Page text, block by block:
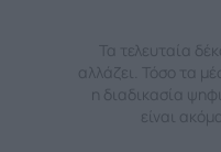
Τα τελευταία
αλλάζει. Τόσο τα
η διαδικασία
είναι